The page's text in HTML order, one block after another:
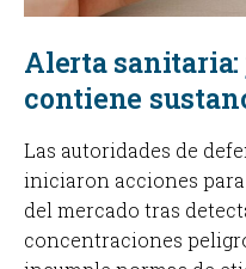
Alerta
contiene
Las autoridades de
iniciaron acciones
del mercado tras
concentraciones